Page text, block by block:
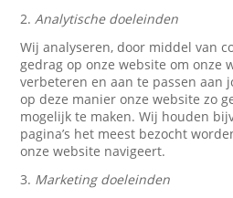
2.Analytische doeleinden
Wij analyseren, door middel van
gedrag op onze website om onze
verbeteren en aan te passen aan
op deze manier onze website zo
mogelijk te maken. Wij houden
pagina’s het meest bezocht
onze website navigeert.
3. Marketing doeleinden